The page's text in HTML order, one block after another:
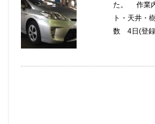
た。 作業内
ト・天井・
数 4日(登録